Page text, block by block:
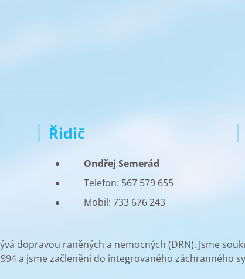
Řidič
Ondřej Semerád
Telefon: 567 579 655
Mobil: 733 676 243
dopravou raněných a nemocných (DRN). Jsme
a jsme začleněni do integrovaného záchranného